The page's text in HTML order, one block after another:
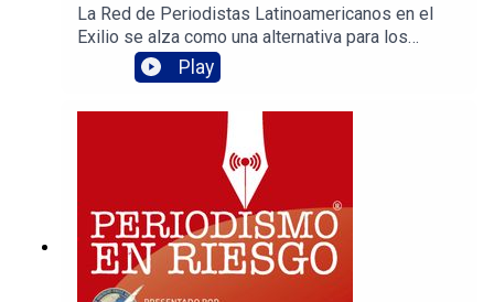
La Red de Periodistas Latinoamericanos en el
Exilio se alza como una alternativa para los
colegas que tienen que dejar sus países por
amenazas políticas y criminales. Mariana Belloso,
periodista salvadoreña en el exilio, y Carlos
Lauría, director ejecutivo de la Sociedad
Interamericana de Prensa nos explican cómo
Play